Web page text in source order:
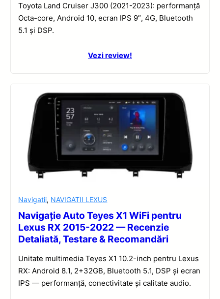
Toyota Land Cruiser J300 (2021-2023): performanță
Octa-core, Android 10, ecran IPS 9″, 4G, Bluetooth
5.1 și DSP.
Vezi review!
Navigatii, NAVIGATII LEXUS
Navigație Auto Teyes X1 WiFi pentru
Lexus RX 2015-2022 — Recenzie
Detaliată, Testare & Recomandări
Unitate multimedia Teyes X1 10.2-inch pentru Lexus
RX: Android 8.1, 2+32GB, Bluetooth 5.1, DSP și ecran
IPS — performanță, conectivitate și calitate audio.